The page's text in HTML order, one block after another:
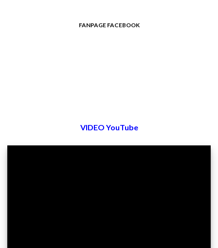
FANPAGE FACEBOOK
VIDEO YouTube